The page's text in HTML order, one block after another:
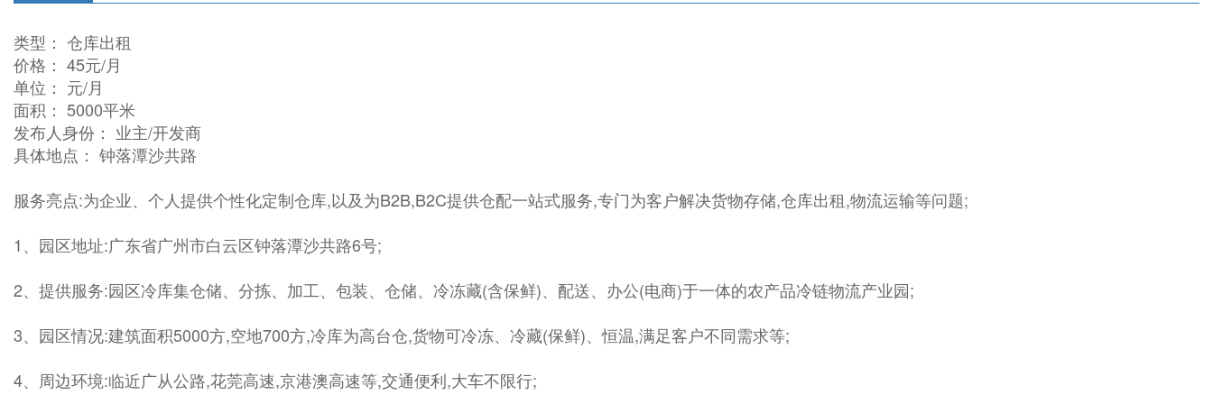
类型： 仓库出租
价格： 45元/月
单位： 元/月
面积： 5000平米
发布人身份： 业主/开发商
具体地点： 钟落潭沙共路
服务亮点:为企业、个人提供个性化定制仓库,以及为B2B,B2C提供仓配一站式服务,专门为客户解决货物存储,仓库出租,物流运输等问题;
1、园区地址:广东省广州市白云区钟落潭沙共路6号;
2、提供服务:园区冷库集仓储、分拣、加工、包装、仓储、冷冻藏(含保鲜)、配送、办公(电商)于一体的农产品冷链物流产业园;
3、园区情况:建筑面积5000方,空地700方,冷库为高台仓,货物可冷冻、冷藏(保鲜)、恒温,满足客户不同需求等;
4、周边环境:临近广从公路,花莞高速,京港澳高速等,交通便利,大车不限行;